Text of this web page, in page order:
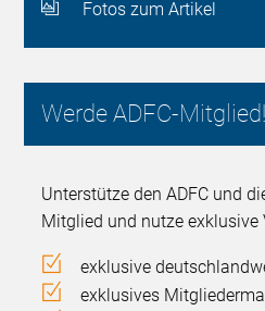
Fotos zum Artikel
Werde ADFC-Mitglied!
Unterstütze den ADFC und
Mitglied und nutze exklusive
exklusive
exklusives